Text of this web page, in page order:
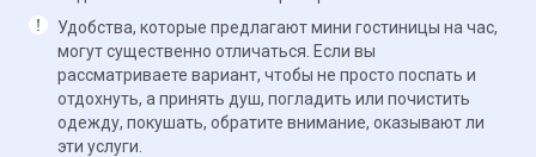
Удобства, которые предлагают мини гостиницы на час,
могут существенно отличаться. Если вы
рассматриваете вариант, чтобы не просто поспать и
отдохнуть, а принять душ, погладить или почистить
одежду, покушать, обратите внимание, оказывают ли
эти услуги.